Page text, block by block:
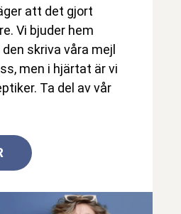
att det gjort
Vi bjuder hem
skriva våra mejl
men i hjärtat är vi
Ta del av vår